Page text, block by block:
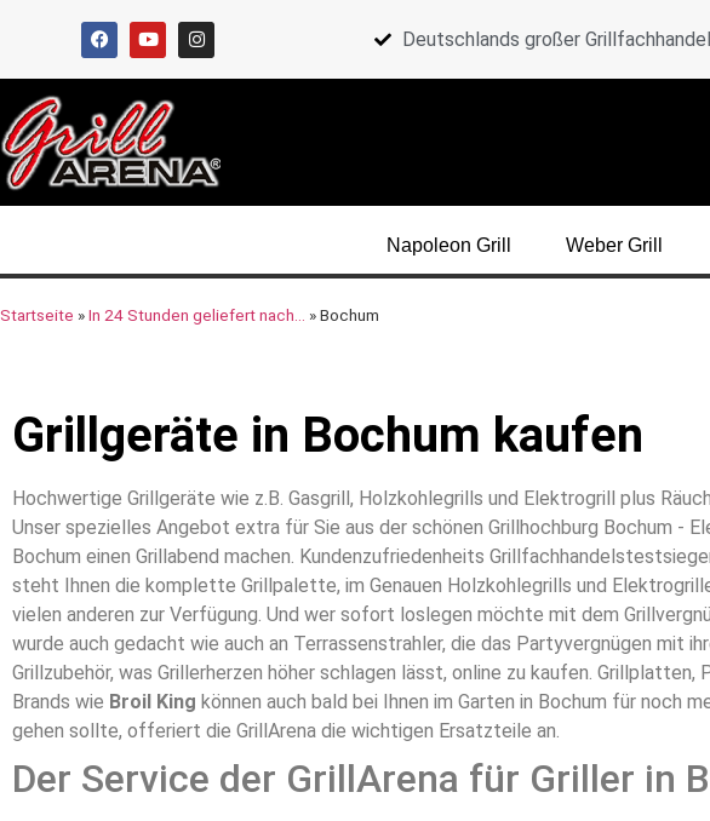
Deutschlands großer Grillfachhandel
Napoleon Grill Weber Grill
Startseite »In 24 Stunden geliefert nach… »Bochum
Grillgeräte in Bochum kaufen
Hochwertige Grillgeräte wie z.B. Gasgrill, Holzkohlegrills und Elektrogrill plus
Unser spezielles Angebot extra für Sie aus der schönen Grillhochburg Bochum -
Bochum einen Grillabend machen. Kundenzufriedenheits
steht Ihnen die komplette Grillpalette, im Genauen Holzkohlegrills und
vielen anderen zur Verfügung. Und wer sofort loslegen möchte mit dem
wurde auch gedacht wie auch an Terrassenstrahler, die das Partyvergnügen mit
Grillzubehör, was Grillerherzen höher schlagen lässt, online zu kaufen.
Brands wie Broil King können auch bald bei Ihnen im Garten in Bochum für noch
gehen sollte, offeriert die GrillArena die wichtigen Ersatzteile an.
Der Service der GrillArena für Griller in